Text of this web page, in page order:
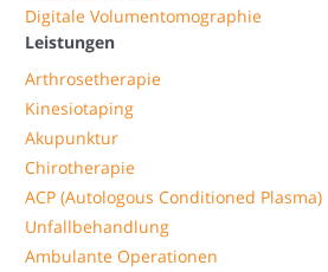
Digitale Volumentomographie
Leistungen
Arthrosetherapie
Kinesiotaping
Akupunktur
Chirotherapie
ACP (Autologous Conditioned Plasma)
Unfallbehandlung
Ambulante Operationen